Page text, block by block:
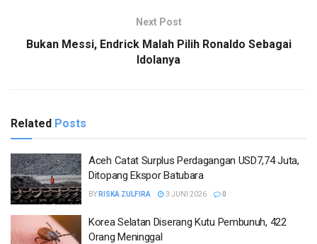
Next Post
Bukan Messi, Endrick Malah Pilih Ronaldo Sebagai
Idolanya
Related Posts
Aceh Catat Surplus Perdagangan USD7,74 Juta,
Ditopang Ekspor Batubara
BY RISKA ZULFIRA 3 JUNI 2026 0
Korea Selatan Diserang Kutu Pembunuh, 422
Orang Meninggal